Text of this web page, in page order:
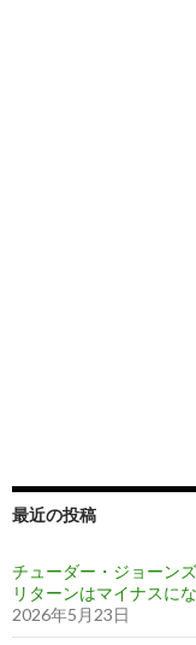
最近の投稿
チューダー・ジョーン
リターンはマイナスに
2026年5月23日